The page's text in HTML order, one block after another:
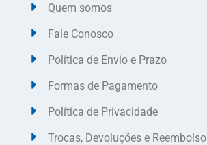
Quem somos
Fale Conosco
Política de Envio e Prazo
Formas de Pagamento
Política de Privacidade
Trocas, Devoluções e Reembolso